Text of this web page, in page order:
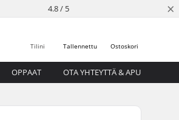
4.8 / 5 ×
Ostoskori
Tallennettu
Tilini
OPPAAT OTA YHTEYTTÄ & APU